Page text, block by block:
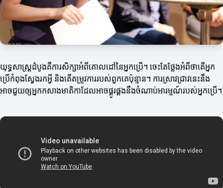
យុទ្ធសាស្ត្រដំបូងគឺការសិក្សាអំពីគោលដៅនៃអ្នកប្រើ។ ចេះតែថ្លែងអំពីថាតើអ្នក
ប្រើកំពុងស្វែងរកអ្វី និងតើតម្រូវការរបស់ពួកគេប៉ុន្មាន។ ការស្រាវជ្រាវនេះនឹង
អាចជួយឲ្យអ្នកកសាងមាតិកាដែលអាចផ្គូរផ្គងនឹងចំណាប់អារម្មណ៍របស់អ្នកប្រើ។